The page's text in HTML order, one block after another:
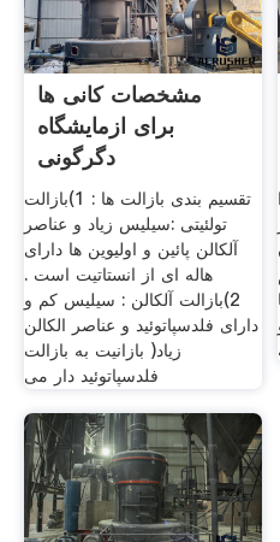
مشخصات کانی ها
برای ازمایشگاه
دگرگونی
تقسیم بندی بازالت ها : 1)بازالت
تولئیتی :سیلیس زیاد و عناصر
آلکالن پائین و اولیوین ها دارای
هاله ای از انستاتیت است .
2)بازالت آلکالن : سیلیس کم و
دارای فلدسپاتوئید و عناصر الکالن
زیاد( بازانیت به بازالت
فلدسپاتوئید دار می